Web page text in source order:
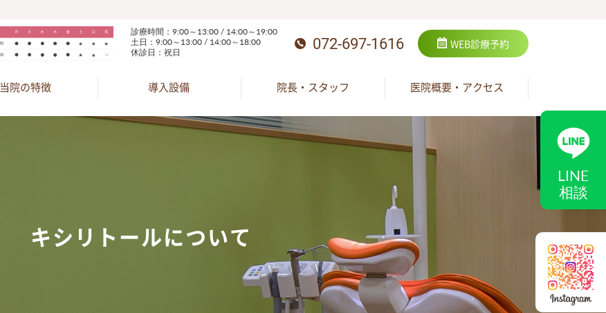
診療時間：9:00～13:00 / 14:00～19:00
土日：9:00～13:00 / 14:00～18:00
休診日：祝日
072-697-1616 WEB診療予約
当院の特徴 導入設備 院長・スタッフ 医院概要・アクセス
キシリトールについて
LINE
相談